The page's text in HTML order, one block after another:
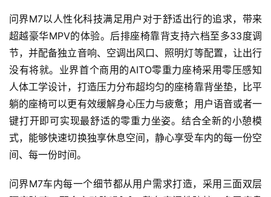
问界M7车内每一个细节都从用户需求打造，采用三面双层
隔音玻璃，配合主动降噪[3]、整车密闭性防护、多层底盘
隔震等静音技术，打造音乐厅级的静谧空间，无论紧急的视
频会议抑或是家人的休闲时光都不会被车外环境干扰。可调
光柔光化妆镜、双40W无线快充[4]、RGB 128色AI律动无
级变色氛围灯、ICAS智能清洁座舱系统等设计集便捷和科
技于一身，让舒适出行触手可及。
手机生态上车 智能座舱再次进化